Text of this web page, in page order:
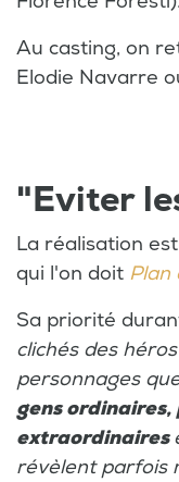
Au casting, on
Elodie Navarre
"Eviter
La réalisation
qui l'on doit Plan
Sa priorité
clichés des
personnages
gens ordinaires,
extraordinaires
révèlent parfois